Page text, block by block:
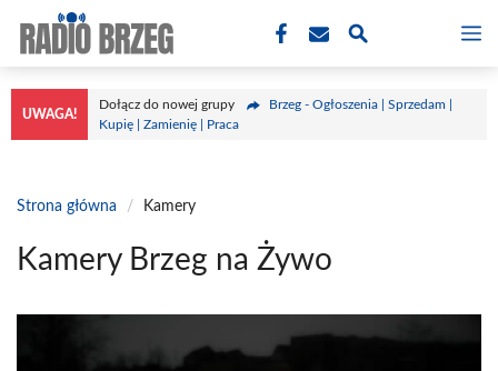
treści
UWAGA!
Dołącz do nowej grupy
Brzeg - Ogłoszenia | Sprzedam |
Kupię | Zamienię | Praca
Strona główna / Kamery
Kamery Brzeg na Żywo